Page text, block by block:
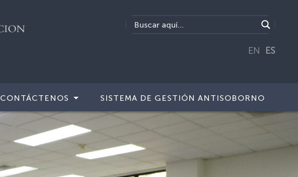
EN ES
CONTÁCTENOS SISTEMA DE GESTIÓN ANTISOBORNO